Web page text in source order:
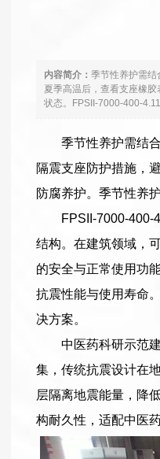
内容简介： 季节性养护需结
夏季高温后，查看支座橡
状态。FPSII-7000-400-
季节性养护需结
隔震支座防护措施，
防腐养护。季节性养
FPSII-7000-400-
结构。在建筑领域，
的安全与正常使用功
抗震性能与使用寿命
决方案。
中医药科研示范
集，传统抗震设计在
层隔离地震能量，降
构耐久性，适配中医